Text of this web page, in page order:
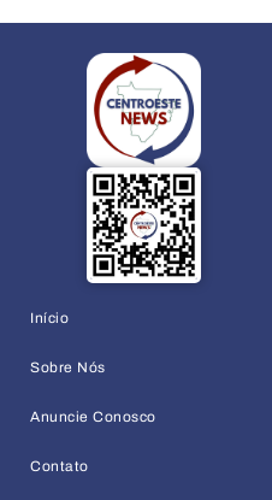
Início
Sobre Nós
Anuncie Conosco
Contato